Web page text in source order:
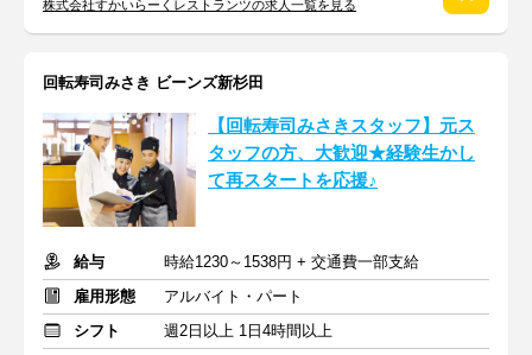
株式会社すかいらーくレストランツの求人一覧を見る
回転寿司みさき ビーンズ新杉田
【回転寿司みさきスタッフ】元ス
タッフの方、大歓迎★経験生かし
て再スタートを応援♪
給与
時給1230～1538円 + 交通費一部支給
雇用形態
アルバイト・パート
シフト
週2日以上 1日4時間以上